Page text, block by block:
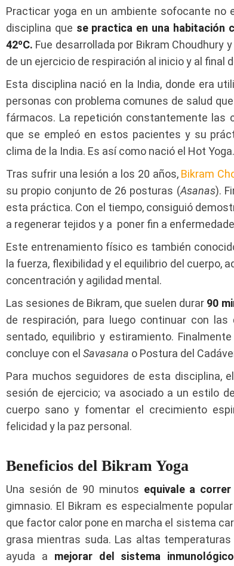
Practicar yoga en un ambiente sofocante no
disciplina que se practica en una habitación
42ºC. Fue desarrollada por Bikram Choudhury
de un ejercicio de respiración al inicio y al final
Esta disciplina nació en la India, donde era
personas con problema comunes de salud
fármacos. La repetición constantemente
que se empleó en estos pacientes y su
clima de la India. Es así como nació el Hot Yoga.
Tras sufrir una lesión a los 20 años, Bikram
su propio conjunto de 26 posturas (Asanas).
esta práctica. Con el tiempo, consiguió
a regenerar tejidos y a poner fin a
Este entrenamiento físico es también
la fuerza, flexibilidad y el equilibrio del
concentración y agilidad mental.
Las sesiones de Bikram, que suelen durar 90
de respiración, para luego continuar con
sentado, equilibrio y estiramiento.
concluye con el Savasana o Postura del
Para muchos seguidores de esta disciplina,
sesión de ejercicio; va asociado a un estilo
cuerpo sano y fomentar el crecimiento
felicidad y la paz personal.
Beneficios del Bikram Yoga
Una sesión de 90 minutos equivale a
gimnasio. El Bikram es especialmente
que factor calor pone en marcha el sistema
grasa mientras suda. Las altas
ayuda a mejorar del sistema inmunológico